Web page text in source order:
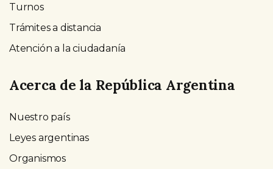
Turnos
Trámites a distancia
Atención a la ciudadanía
Acerca de la República Argentina
Nuestro país
Leyes argentinas
Organismos